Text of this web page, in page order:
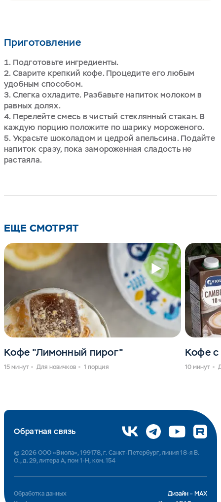
Приготовление
Подготовьте ингредиенты.
Сварите крепкий кофе. Процедите его любым
удобным способом.
Слегка охладите. Разбавьте напиток молоком в
равных долях.
Перелейте смесь в чистый стеклянный стакан. В
каждую порцию положите по шарику мороженого.
Украсьте шоколадом и цедрой апельсина. Подайте
напиток сразу, пока замороженная сладость не
растаяла.
ЕЩЕ СМОТРЯТ
Кофе "Лимонный пирог"
15 минут Для новичков 1 порция
Кофе с
10 минут
Дизайн – MAX
Обработка данных
Обратная связь
© 2026 ООО «Виола», 199178, г. Санкт-Петербург, линия 18-я В.
О., д. 29, литера А, пом 1-Н, ком. 154